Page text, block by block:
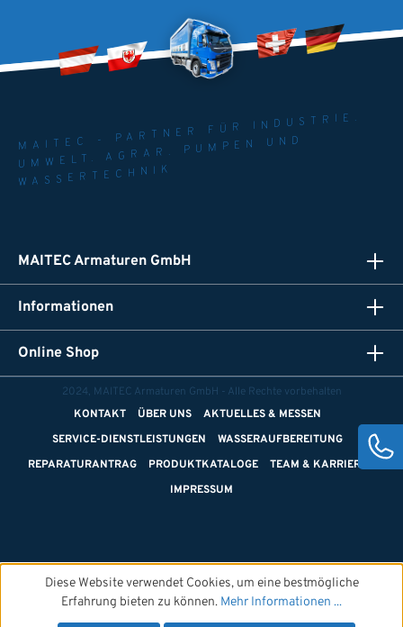
MAITEC - PARTNER FÜR INDUSTRIE.
UMWELT. AGRAR. PUMPEN UND
WASSERTECHNIK
MAITEC Armaturen GmbH
Informationen
Online Shop
2024, MAITEC Armaturen GmbH - Alle Rechte vorbehalten
KONTAKT
ÜBER UNS
AKTUELLES & MESSEN
SERVICE-DIENSTLEISTUNGEN
WASSERAUFBEREITUNG
REPARATURANTRAG
PRODUKTKATALOGE
TEAM & KARRIERE
IMPRESSUM
Diese Website verwendet Cookies, um eine bestmögliche
Erfahrung bieten zu können. Mehr Informationen ...